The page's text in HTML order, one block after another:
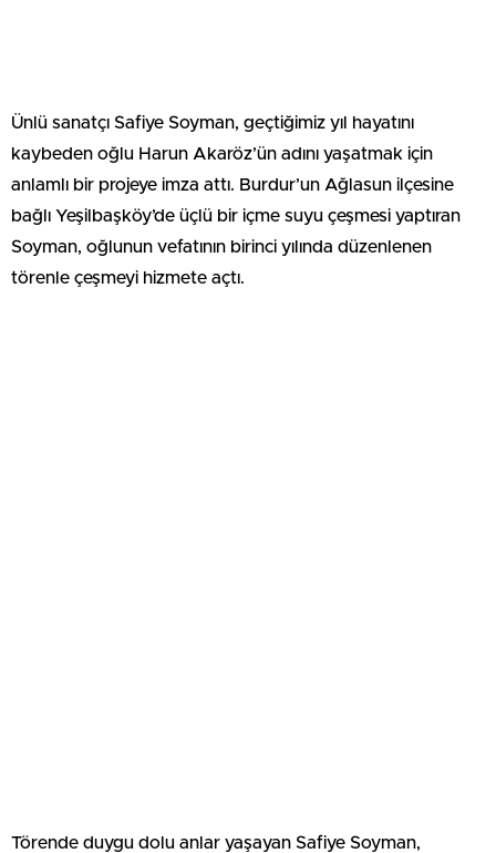
Ünlü sanatçı Safiye Soyman, geçtiğimiz yıl hayatını
kaybeden oğlu Harun Akaröz’ün adını yaşatmak için
anlamlı bir projeye imza attı. Burdur’un Ağlasun ilçesine
bağlı Yeşilbaşköy’de üçlü bir içme suyu çeşmesi yaptıran
Soyman, oğlunun vefatının birinci yılında düzenlenen
törenle çeşmeyi hizmete açtı.
Törende duygu dolu anlar yaşayan Safiye Soyman,